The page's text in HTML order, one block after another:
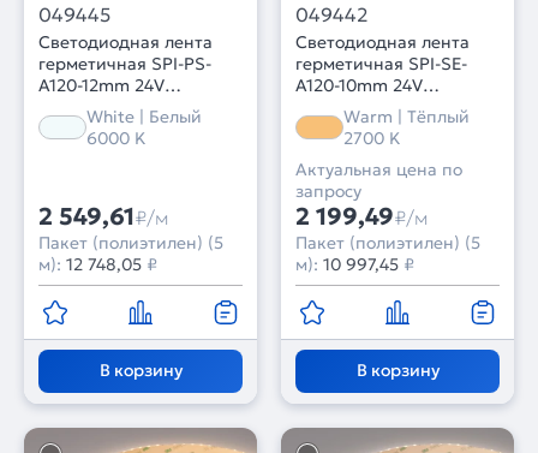
049445
Светодиодная лента
герметичная SPI-PS-
A120-12mm 24V
White6000-PX6-BPT (11
W/m, IP67, 2835, 5m)
(Arlight, бегущий огонь)
White | Белый
6000 K
2 549,61₽/м
Пакет (полиэтилен) (5
м): 12 748,05 ₽
В корзину
049442
Светодиодная лента
герметичная SPI-SE-
A120-10mm 24V
Warm2700-PX6-BPT (11
W/m, IP65, 2835, 5m)
(Arlight, бегущий огонь)
Warm | Тёплый
2700 K
Актуальная цена по
запросу
2 199,49₽/м
Пакет (полиэтилен) (5
м): 10 997,45 ₽
В корзину